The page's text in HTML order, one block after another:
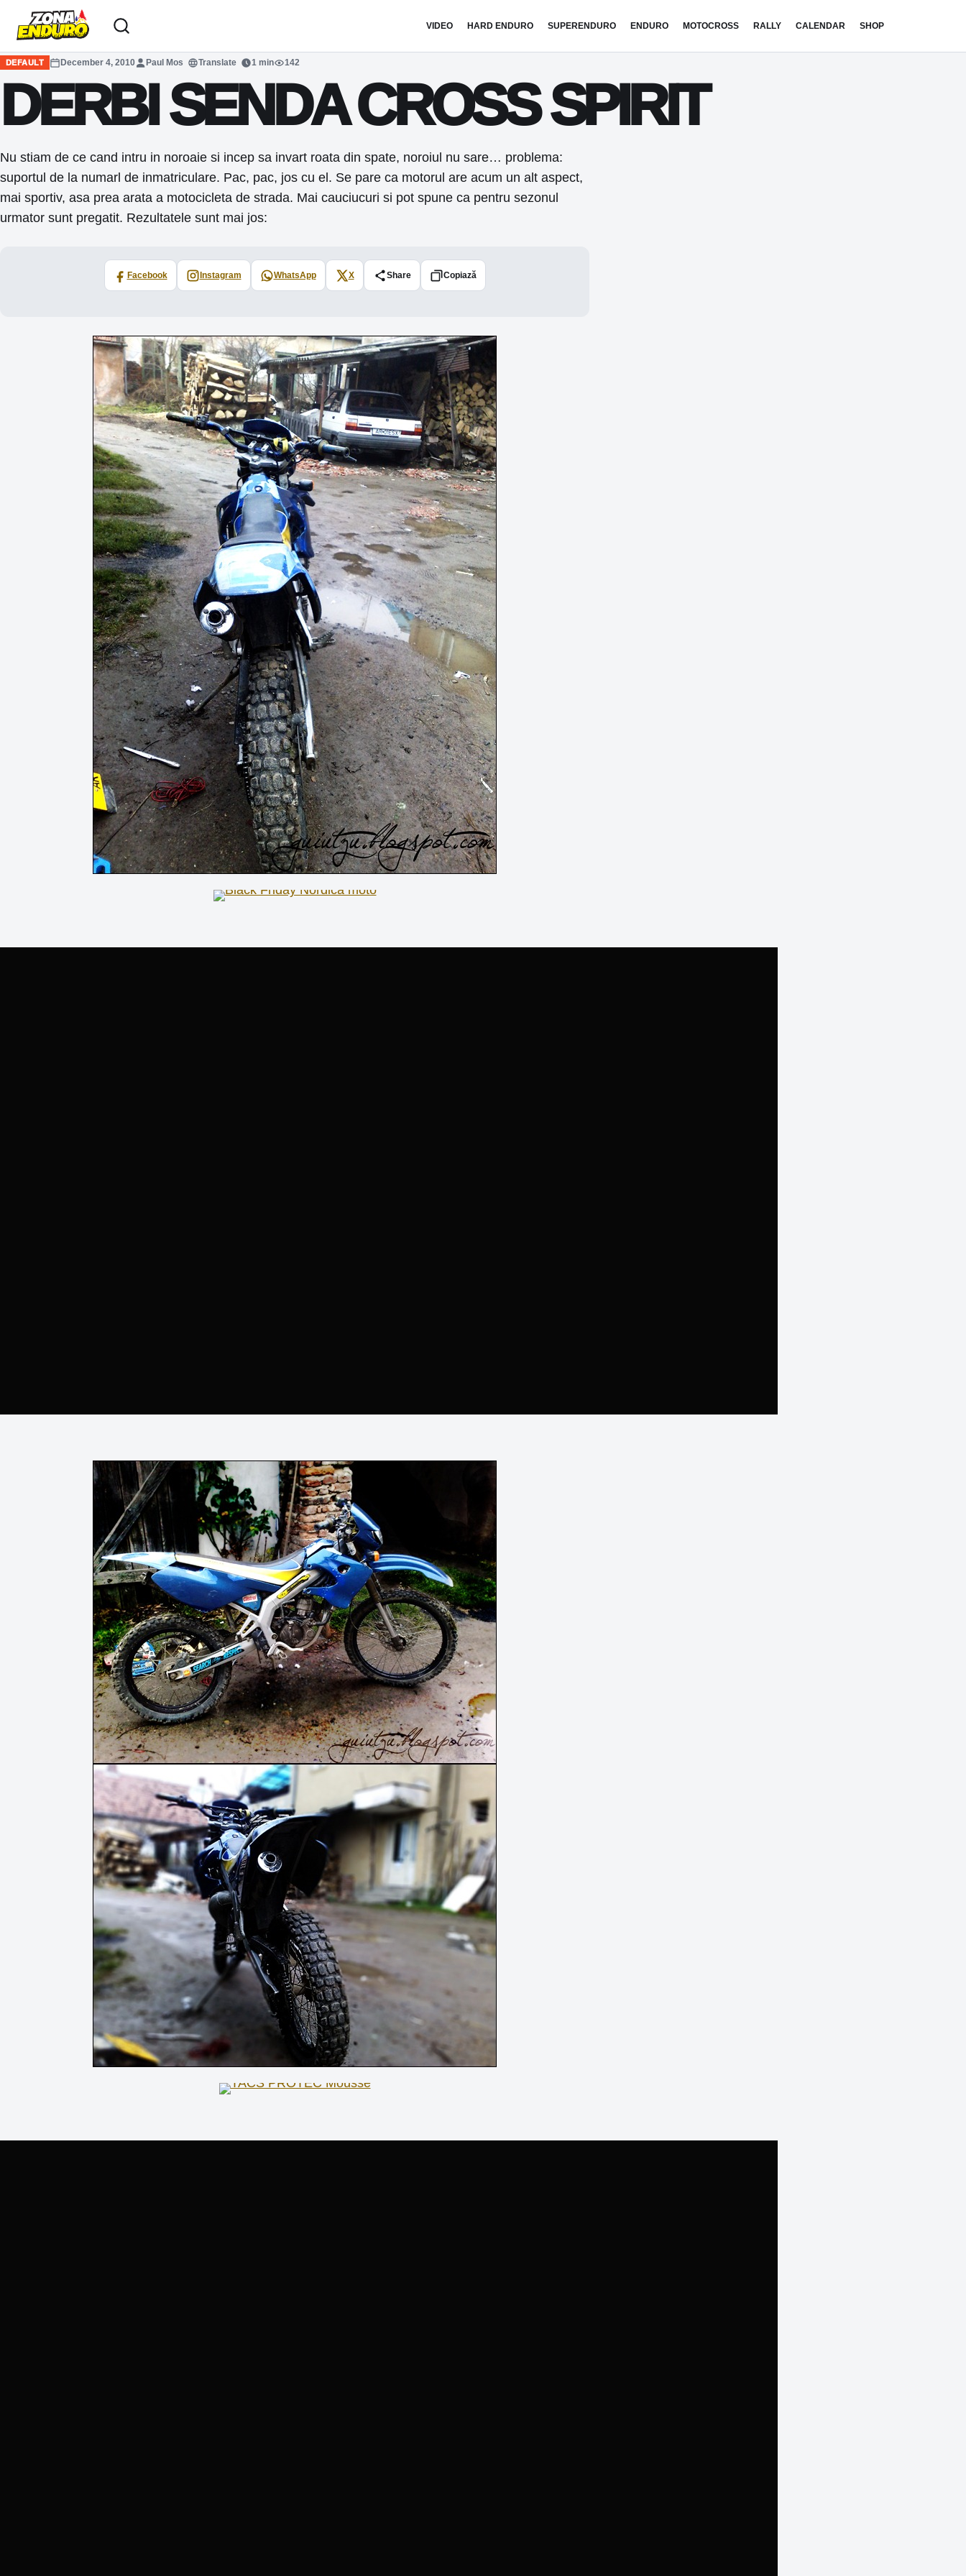
Sari la conținut
VIDEO HARD ENDURO SUPERENDURO ENDURO MOTOCROSS RALLY CALENDAR SHOP
DEFAULT December 4, 2010 Paul Mos Translate 1 min 142
DERBI SENDA CROSS SPIRIT
Nu stiam de ce cand intru in noroaie si incep sa invart roata din spate, noroiul nu sare… problema:
suportul de la numarl de inmatriculare. Pac, pac, jos cu el. Se pare ca motorul are acum un alt aspect,
mai sportiv, asa prea arata a motocicleta de strada. Mai cauciucuri si pot spune ca pentru sezonul
urmator sunt pregatit. Rezultatele sunt mai jos:
Facebook Instagram WhatsApp X Share Copiază